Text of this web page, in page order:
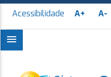
Acessibilidade A+ A-
menu